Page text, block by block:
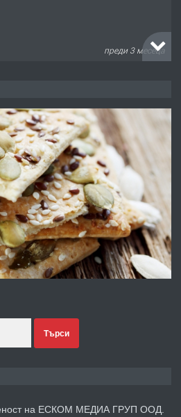
преди 3 месеца
преди 10 месеца
броячна машина -
от ЕЦБ
преди 1 година
зеленчукорезачка
Търси
на ЕСКОМ МЕДИА ГРУП ООД.